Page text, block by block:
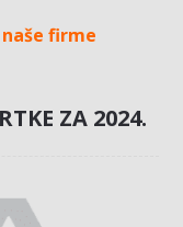
firme
ZA 2024.